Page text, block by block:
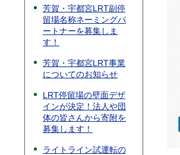
芳賀・宇都宮LRT副停
留場名称ネーミングパ
ートナーを募集しま
す！
芳賀・宇都宮LRT事業
についてのお知らせ
LRT停留場の壁面デザ
インが決定！法人や団
体の皆さんから寄附を
募集します！
ライトライン試運転の